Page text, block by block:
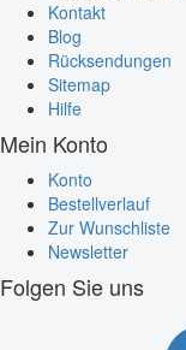
Kontakt
Blog
Rücksendungen
Sitemap
Hilfe
Mein Konto
Konto
Bestellverlauf
Zur Wunschliste
Newsletter
Folgen Sie uns